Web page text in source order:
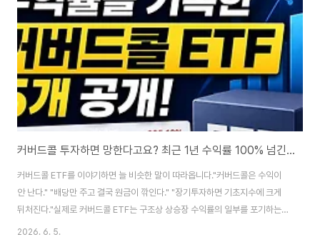
한다"는 주장에 대해 실제 데이터와 투자 경험을 바탕으로 이야기해보려고 합
니다.커버드콜 ETF의 목적부터 다..
커버드콜 투자하면 망한다고요? 최근 1년 수익률 100% 넘긴 커버드콜 ETF 5개
커버드콜 ETF를 이야기하면 늘 비슷한 말이 따라옵니다."커버드콜은 수익이
안 난다." "배당만 주고 결국 원금이 깎인다." "장기투자하면 기초지수에 크게
뒤처진다."실제로 커버드콜 ETF는 구조상 상승장 수익률의 일부를 포기하는
상품이 맞습니다.그런데 최근 1년 성과를 직접 확인해보니 의외의 결과가 나왔
2026. 6. 5.